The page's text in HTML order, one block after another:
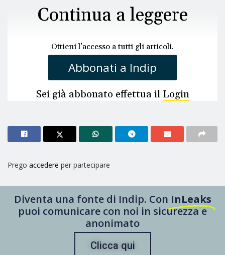
Continua a leggere
Ottieni l’accesso a tutti gli articoli.
Abbonati a Indip
Sei già abbonato effettua il Login
Prego accedere per partecipare
Diventa una fonte di Indip. Con InLeaks
puoi comunicare con noi in sicurezza e
anonimato
Clicca qui